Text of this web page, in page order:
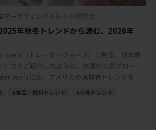
マーケティングトレンド研究会
年秋冬トレンドから読む、2026年
Joe’s（トレーダージョーズ）に見る、日本食
」でもご紹介したように、米国の人気グロー
Joe’sには、アメリカの消費者トレンドを読
[…] 食品・飲料トレンド
小売トレンド